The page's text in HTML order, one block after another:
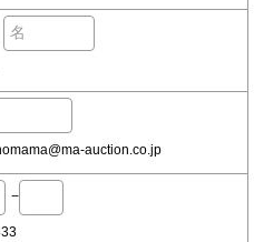
auction.co.jp
−